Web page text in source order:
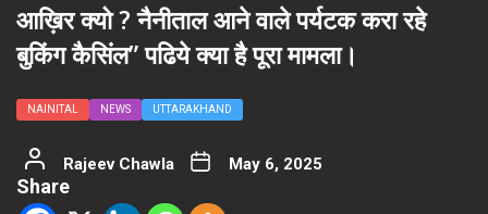
आख़िर क्यो ? नैनीताल आने वाले पर्यटक करा रहे
बुकिंग कैसिंल” पढिये क्या है पूरा मामला।
NAINITAL NEWS UTTARAKHAND
Rajeev Chawla May 6, 2025
Share